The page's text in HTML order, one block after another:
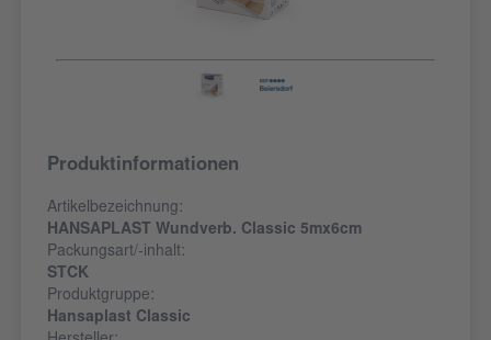
Produktinformationen
Artikelbezeichnung:
HANSAPLAST Wundverb. Classic 5mx6cm
Packungsart/-inhalt:
STCK
Produktgruppe:
Hansaplast Classic